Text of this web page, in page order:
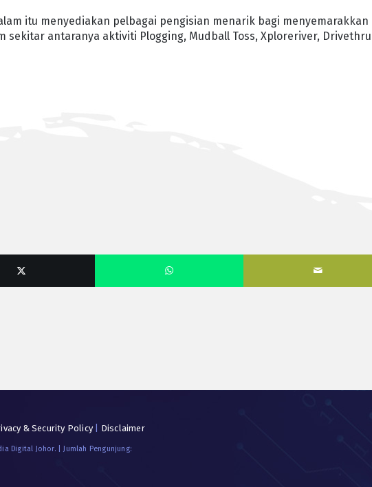
itu menyediakan pelbagai pengisian menarik bagi menyemarakkan
sekitar antaranya aktiviti Plogging, Mudball Toss, Xploreriver, Drivethru
& Security Policy| Disclaimer
Digital Johor. | Jumlah Pengunjung: